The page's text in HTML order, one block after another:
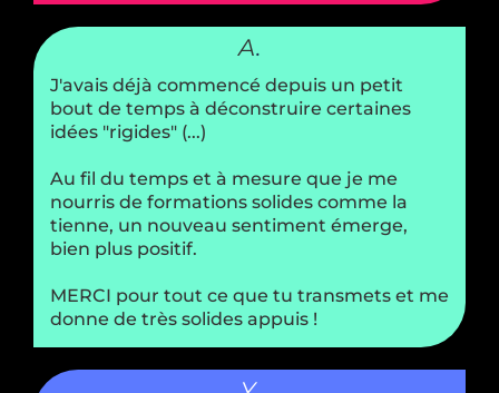
A.
J'avais déjà commencé depuis un petit
bout de temps à déconstruire certaines
idées "rigides" (...)
Au fil du temps et à mesure que je me
nourris de formations solides comme la
tienne, un nouveau sentiment émerge,
bien plus positif.
MERCI pour tout ce que tu transmets et me
donne de très solides appuis !